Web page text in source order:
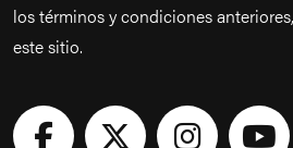
los términos y condiciones
este sitio.